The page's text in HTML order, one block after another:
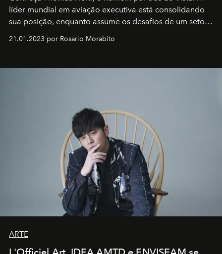
líder mundial em aviação executiva está consolidando
sua posição, enquanto assume os desafios de um setor
em rápida evolução e redefinindo o conceito de luxo
21.01.2023 por Rosario Morabito
ARTE